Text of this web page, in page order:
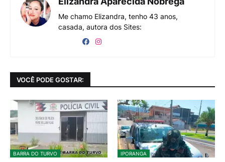
Me chamo Elizandra, tenho 43 anos,
casada, autora dos Sites:
VOCÊ PODE GOSTAR:
BARRA DO TURVO IPORANGA